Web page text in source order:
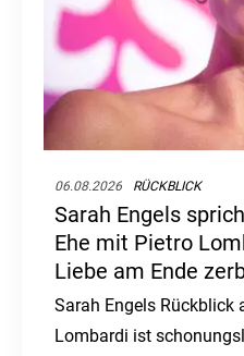
06.08.2026 RÜCKBLICK
Sarah Engels
Ehe mit Pietro
Liebe am Ende
Sarah Engels Rückblick
Lombardi ist